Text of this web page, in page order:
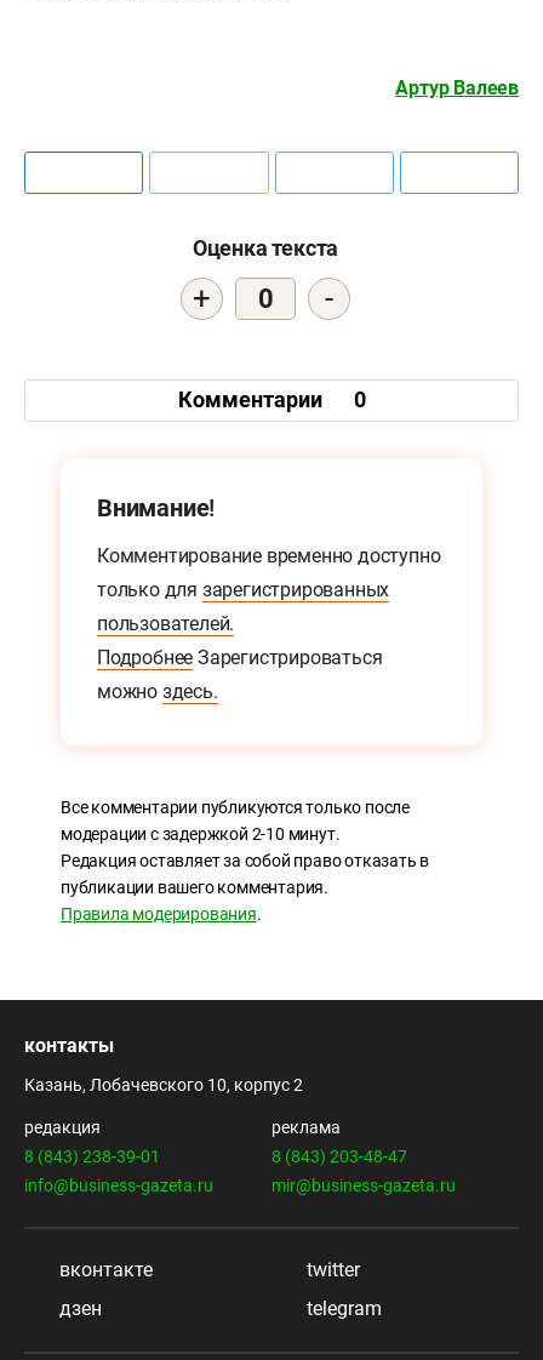
Артур Валеев
Оценка текста
+ 0 -
Комментарии 0
Внимание!
Комментирование временно доступно
только для зарегистрированных
пользователей.
Подробнее Зарегистрироваться
можно здесь.
Все комментарии публикуются только после
модерации с задержкой 2-10 минут.
Редакция оставляет за собой право отказать в
публикации вашего комментария.
Правила модерирования.
контакты
Казань, Лобачевского 10, корпус 2
редакция
8 (843) 238-39-01
info@business-gazeta.ru
реклама
8 (843) 203-48-47
mir@business-gazeta.ru
вконтакте
twitter
дзен
telegram